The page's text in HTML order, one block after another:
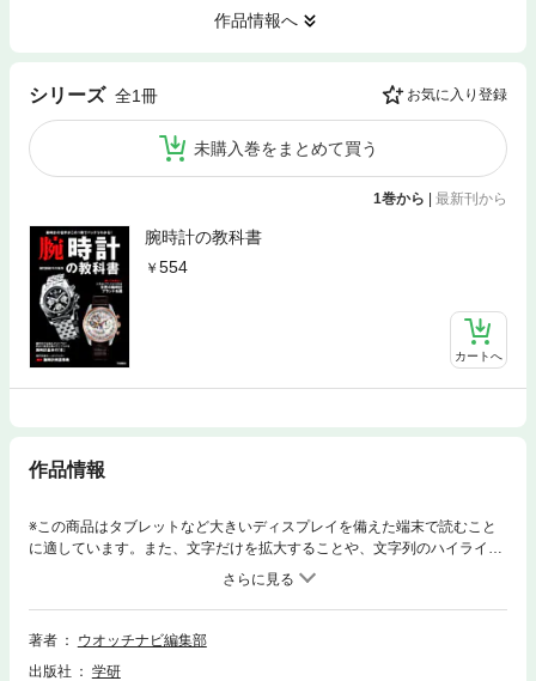
作品情報へ
シリーズ 全1冊 お気に入り登録
未購入巻をまとめて買う
1巻から 最新刊から
腕時計の教科書
554
カートへ
作品情報
※この商品はタブレットなど大きいディスプレイを備えた端末で読むこと
に適しています。また、文字だけを拡大することや、文字列のハイライ
ト、検索、辞書の参照、引用などの機能が使用できません。「機械式腕時
計に興味はあるけれど、敷居が高そう」「買ってはみたが、使い方やメン
テナンスが不安」 そんな方に向けて時計の基礎知識、有名ブランド総
覧・歴史、メンテナンス法、用語集などをコンパクトな一冊にまとめた腕
著者
ウオッチナビ編集部
出版社
学研